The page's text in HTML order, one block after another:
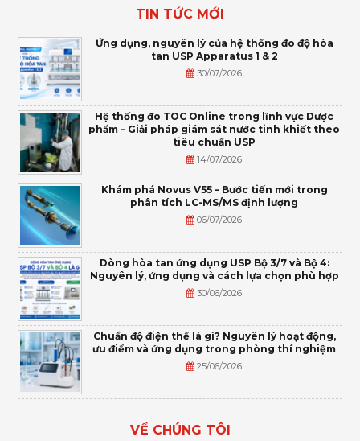
TIN TỨC MỚI
Ứng dụng, nguyên lý của hệ thống đo độ hòa
tan USP Apparatus 1 & 2
30/07/2026
Hệ thống đo TOC Online trong lĩnh vực Dược
phẩm – Giải pháp giám sát nước tinh khiết theo
tiêu chuẩn USP
14/07/2026
Khám phá Novus V55 – Bước tiến mới trong
phân tích LC-MS/MS định lượng
06/07/2026
Dòng hòa tan ứng dụng USP Bộ 3/7 và Bộ 4:
Nguyên lý, ứng dụng và cách lựa chọn phù hợp
30/06/2026
Chuẩn độ điện thế là gì? Nguyên lý hoạt động,
ưu điểm và ứng dụng trong phòng thí nghiệm
25/06/2026
VỀ CHÚNG TÔI